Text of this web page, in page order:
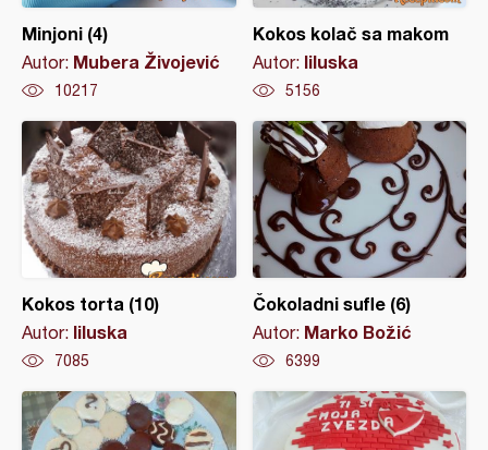
Minjoni (4)
Autor: Mubera Živojević
10217
Kokos kolač sa makom
Autor: liluska
5156
Kokos torta (10)
Autor: liluska
7085
Čokoladni sufle (6)
Autor: Marko Božić
6399